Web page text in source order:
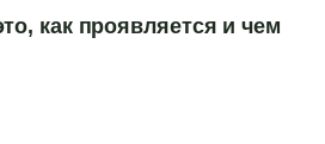
как проявляется и чем